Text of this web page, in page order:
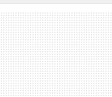
FACEBOOK
TWITTERFLIPBOARD
E-
MAIL